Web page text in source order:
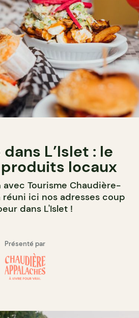
L’Islet : le
locaux
avec Tourisme Chaudière-
réuni ici nos adresses coup
dans L'Islet !
Présenté par